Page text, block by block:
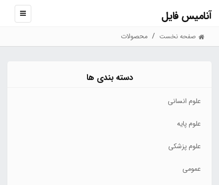
آنامیس فایل
نمایش
صفحه نخست محصولات
دسته بندی ها
علوم انسانی
علوم پایه
علوم پزشکی
عمومی